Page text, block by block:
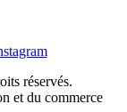
réservés.
et du commerce